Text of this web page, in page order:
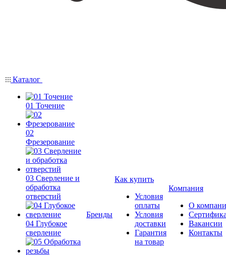
Каталог
01 Точение
02
Фрезерование
03 Сверление и
обработка
отверстий
04 Глубокое
сверление
Бренды
Как купить
Условия
оплаты
Условия
доставки
Гарантия
на товар
Компания
О
Вакансии
Контакты